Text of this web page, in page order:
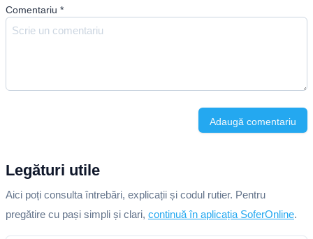
Comentariu *
Adaugă comentariu
Legături utile
Aici poți consulta întrebări, explicații și codul rutier. Pentru
pregătire cu pași simpli și clari, continuă în aplicația SoferOnline.